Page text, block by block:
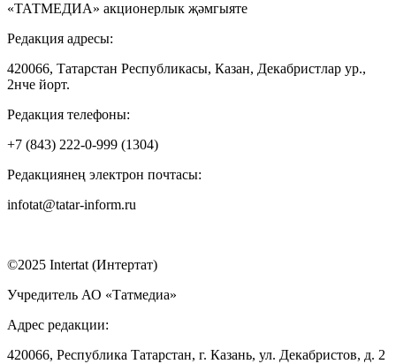
«ТАТМЕДИА» акционерлык җәмгыяте
Редакция адресы:
420066, Татарстан Республикасы, Казан, Декабристлар ур.,
2нче йорт.
Редакция телефоны:
+7 (843) 222-0-999 (1304)
Редакциянең электрон почтасы:
infotat@tatar-inform.ru
©2025 Intertat (Интертат)
Учредитель АО «Татмедиа»
Адрес редакции:
420066, Республика Татарстан, г. Казань, ул. Декабристов, д. 2